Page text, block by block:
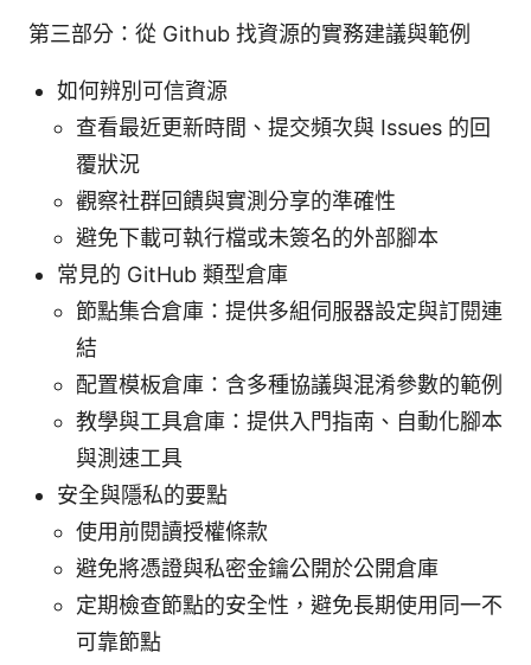
第三部分：從 Github 找資源的實務建議與範例
如何辨別可信資源
查看最近更新時間、提交頻次與 Issues 的回
覆狀況
觀察社群回饋與實測分享的準確性
避免下載可執行檔或未簽名的外部腳本
常見的 GitHub 類型倉庫
節點集合倉庫：提供多組伺服器設定與訂閱連
結
配置模板倉庫：含多種協議與混淆參數的範例
教學與工具倉庫：提供入門指南、自動化腳本
與測速工具
安全與隱私的要點
使用前閱讀授權條款
避免將憑證與私密金鑰公開於公開倉庫
定期檢查節點的安全性，避免長期使用同一不
可靠節點